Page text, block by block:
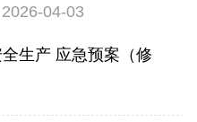
2026-04-03
生产 应急预案（修